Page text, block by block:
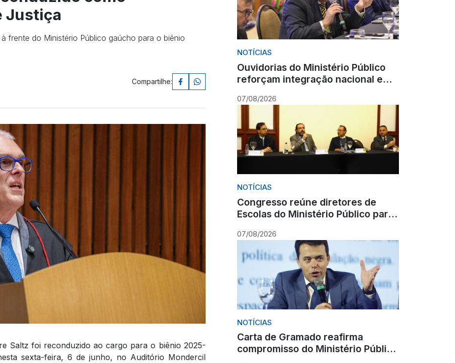
Justiça
frente do Ministério Público gaúcho para o biênio
Compartilhe:
Saltz foi reconduzido ao cargo para o biênio 2025-
sexta-feira, 6 de junho, no Auditório Mondercil
NOTÍCIAS
Ouvidorias do Ministério Público
reforçam integração nacional em
07/08/2026
NOTÍCIAS
Congresso reúne diretores de
Escolas do Ministério Público para
07/08/2026
NOTÍCIAS
Carta de Gramado reafirma
compromisso do Ministério Público